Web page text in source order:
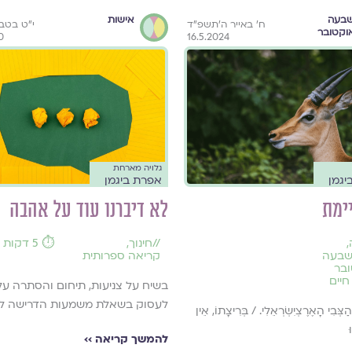
ח׳ באייר ה׳תשפ״ד
16.5.2024
,
הָאֶרֶצְיִשְׂרְאֵלִי. / בְּרִיצָתוֹ, אֵין
אישות
י"ט
גלויה מארחת
אפרת ביגמן
לא דיברנו עוד על אהבה
//חינוך,
קריאה ספרותית
⏱️ 5 דקות קריאה
בשיח על צניעות, תיחום והסתרה
לעסוק בשאלת משמעות הדרישה
להמשך קריאה ››